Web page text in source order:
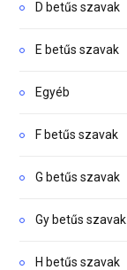
D betűs szavak
E betűs szavak
Egyéb
F betűs szavak
G betűs szavak
Gy betűs szavak
H betűs szavak